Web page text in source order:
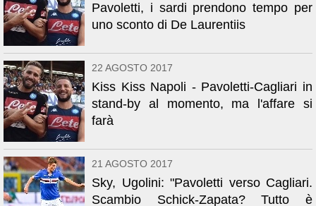
Pavoletti, i sardi prendono tempo per
uno sconto di De Laurentiis
22 AGOSTO 2017
Kiss Kiss Napoli - Pavoletti-Cagliari in
stand-by al momento, ma l'affare si
farà
21 AGOSTO 2017
Sky, Ugolini: "Pavoletti verso Cagliari.
Scambio Schick-Zapata? Tutto è